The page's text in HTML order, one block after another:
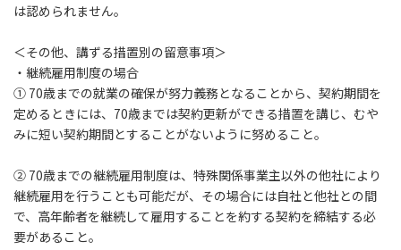
は認められません。
＜その他、講ずる措置別の留意事項＞
・継続雇用制度の場合
① 70歳までの就業の確保が努力義務となることから、契約期間を
定めるときには、70歳までは契約更新ができる措置を講じ、むや
みに短い契約期間とすることがないように努めること。
② 70歳までの継続雇用制度は、特殊関係事業主以外の他社により
継続雇用を行うことも可能だが、その場合には自社と他社との間
で、高年齢者を継続して雇用することを約する契約を締結する必
要があること。